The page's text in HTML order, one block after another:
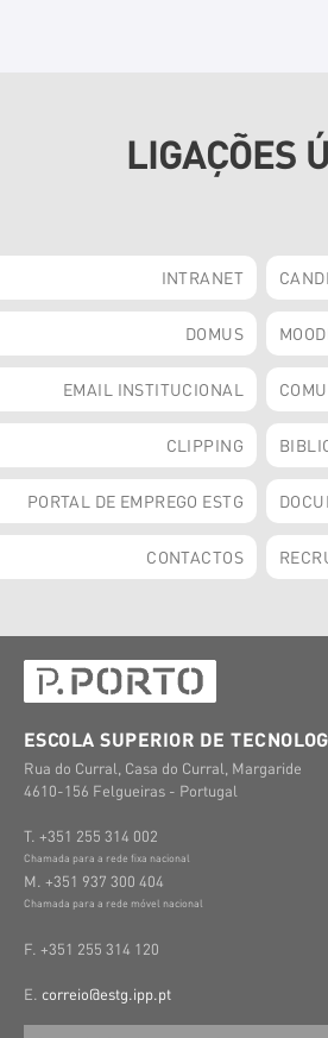
LIGAÇÕES
INTRANET
DOMUS
EMAIL INSTITUCIONAL
CLIPPING
PORTAL DE EMPREGO ESTG
CONTACTOS
ESCOLA SUPERIOR DE
Rua do Curral, Casa do Curral, Margaride
4610-156 Felgueiras - Portugal
T. +351 255 314 002
Chamada para a rede fixa nacional
M. +351 937 300 404
Chamada para a rede móvel nacional
F. +351 255 314 120
E. correio@estg.ipp.pt